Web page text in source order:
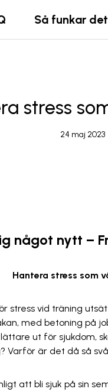
Så funkar det
stress
24 maj 2023
något nytt –
Hantera stress som
stress vid träning
med betoning på
ut för sjukdom,
Varför är det då så
att bli sjuk på sin